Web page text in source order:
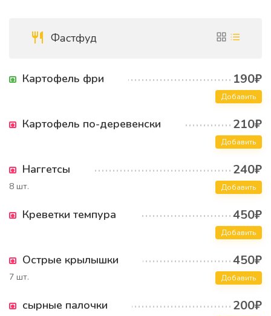
Фастфуд
Картофель фри 190₽
Добавить
Картофель по-деревенски 210₽
Добавить
Наггетсы 240₽
8 шт. Добавить
Креветки темпура 450₽
Добавить
Острые крылышки 450₽
7 шт. Добавить
сырные палочки 200₽